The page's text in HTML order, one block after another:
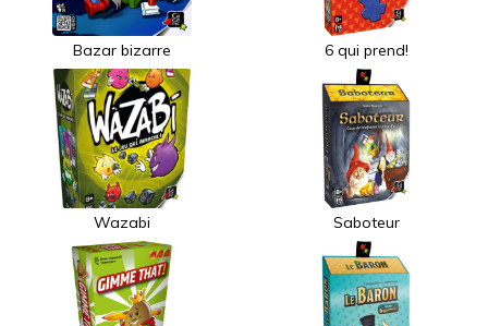
Bazar bizarre 6 qui prend!
Wazabi Saboteur